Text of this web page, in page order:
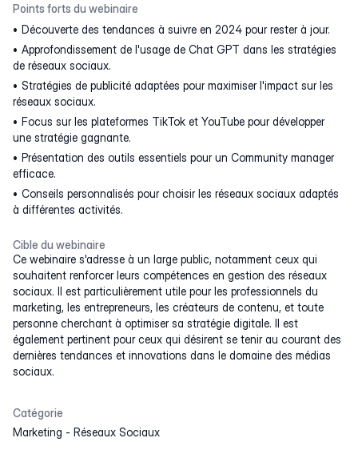
Points forts du webinaire
Découverte des tendances à suivre en 2024 pour rester à jour.
Approfondissement de l'usage de Chat GPT dans les stratégies
de réseaux sociaux.
Stratégies de publicité adaptées pour maximiser l'impact sur les
réseaux sociaux.
Focus sur les plateformes TikTok et YouTube pour développer
une stratégie gagnante.
Présentation des outils essentiels pour un Community manager
efficace.
Conseils personnalisés pour choisir les réseaux sociaux adaptés
à différentes activités.
Cible du webinaire
Ce webinaire s'adresse à un large public, notamment ceux qui
souhaitent renforcer leurs compétences en gestion des réseaux
sociaux. Il est particulièrement utile pour les professionnels du
marketing, les entrepreneurs, les créateurs de contenu, et toute
personne cherchant à optimiser sa stratégie digitale. Il est
également pertinent pour ceux qui désirent se tenir au courant des
dernières tendances et innovations dans le domaine des médias
sociaux.
Catégorie
Marketing - Réseaux Sociaux